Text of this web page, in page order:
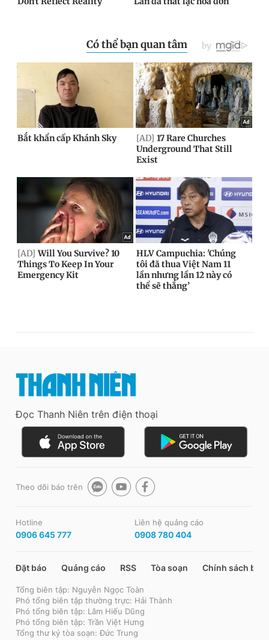
Đọc Thanh Niên trên điện thoại
Theo dõi báo trên
Hotline
0906 645 777
Liên hệ quảng cáo
0908 780 404
Đặt báo Quảng cáo RSS Tòa soạn Chính sách bảo
Tổng biên tập: Nguyễn Ngọc Toàn
Phó tổng biên tập thường trực: Hải Thành
Phó tổng biên tập: Lâm Hiếu Dũng
Phó tổng biên tập: Trần Việt Hưng
Tổng thư ký tòa soạn: Đức Trung